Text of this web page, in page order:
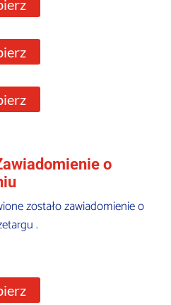
o
zostało zawiadomienie o
.